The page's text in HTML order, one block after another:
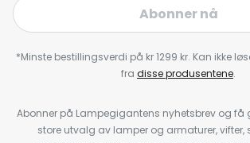
Abonner nå
*Minste bestillingsverdi på kr 1299 kr. Kan ikke
fra disse produsentene.
Abonner på Lampegigantens nyhetsbrev og få
store utvalg av lamper og armaturer, vifter,